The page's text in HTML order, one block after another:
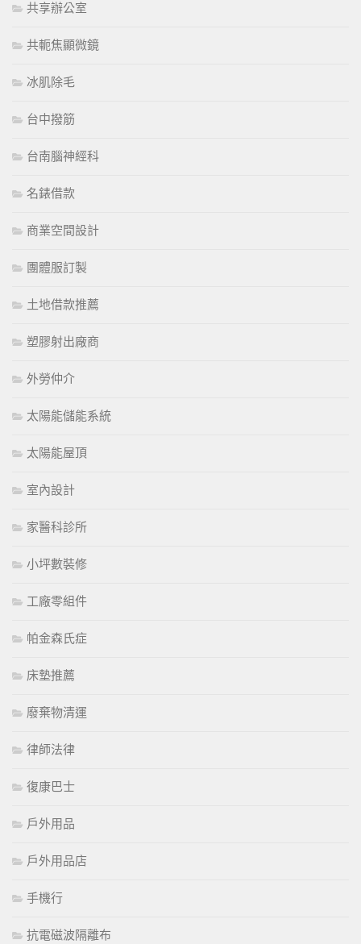
共享辦公室
共軛焦顯微鏡
冰肌除毛
台中撥筋
台南腦神經科
名錶借款
商業空間設計
團體服訂製
土地借款推薦
塑膠射出廠商
外勞仲介
太陽能儲能系統
太陽能屋頂
室內設計
家醫科診所
小坪數裝修
工廠零組件
帕金森氏症
床墊推薦
廢棄物清運
律師法律
復康巴士
戶外用品
戶外用品店
手機行
抗電磁波隔離布